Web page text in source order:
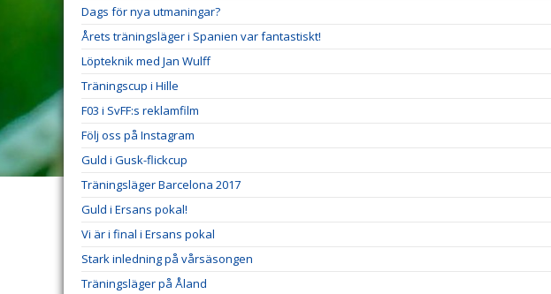
Dags för nya utmaningar?
Årets träningsläger i Spanien var fantastiskt!
Löpteknik med Jan Wulff
Träningscup i Hille
F03 i SvFF:s reklamfilm
Följ oss på Instagram
Guld i Gusk-flickcup
Träningsläger Barcelona 2017
Guld i Ersans pokal!
Vi är i final i Ersans pokal
Stark inledning på vårsäsongen
Träningsläger på Åland